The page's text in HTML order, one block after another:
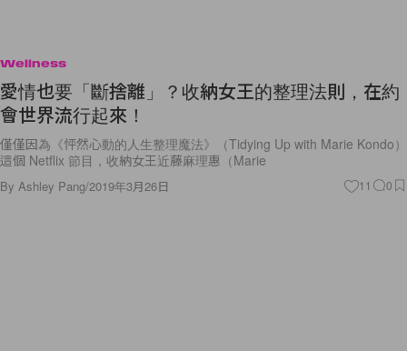
Wellness
愛情也要「斷捨離」？收納女王的整理法則，在約
會世界流行起來！
僅僅因為《怦然心動的人生整理魔法》（Tidying Up with Marie Kondo）
這個 Netflix 節目，收納女王近藤麻理惠（Marie
By Ashley Pang/2019年3月26日 11 0